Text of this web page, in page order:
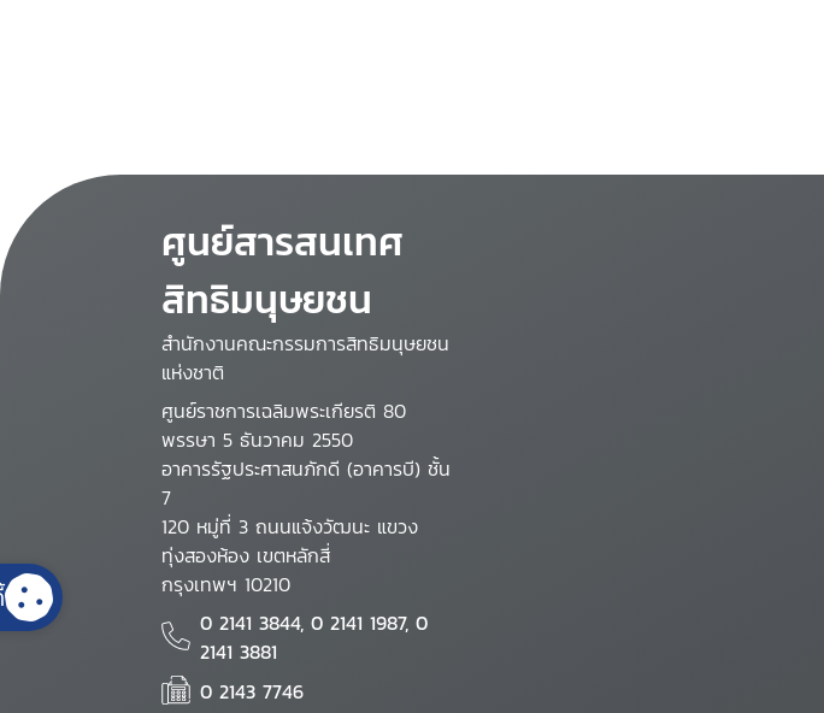
ศูนย์สารสนเทศ
สิทธิมนุษยชน
สำนักงานคณะกรรมการสิทธิมนุษยชน
แห่งชาติ
ศูนย์ราชการเฉลิมพระเกียรติ 80
พรรษา 5 ธันวาคม 2550
อาคารรัฐประศาสนภักดี (อาคารบี) ชั้น
7
120 หมู่ที่ 3 ถนนแจ้งวัฒนะ แขวง
ทุ่งสองห้อง เขตหลักสี่
กรุงเทพฯ 10210
0 2141 3844, 0 2141 1987, 0
2141 3881
0 2143 7746